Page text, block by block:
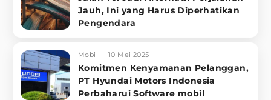
Jauh, Ini yang Harus Diperhatikan
Pengendara
Mobil 10 Mei 2025
Komitmen Kenyamanan Pelanggan,
PT Hyundai Motors Indonesia
Perbaharui Software mobil